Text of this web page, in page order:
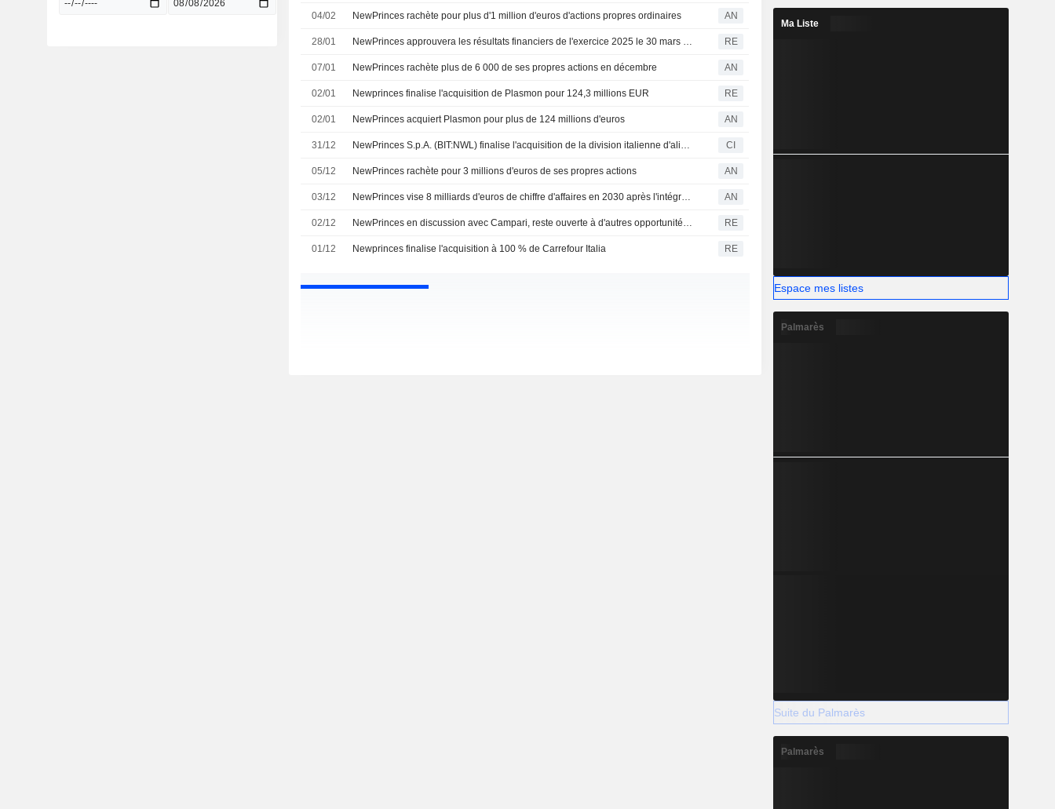
04/02 NewPrinces rachète pour plus d'1 million d'euros d'actions propres ordinaires AN
28/01 NewPrinces approuvera les résultats financiers de l'exercice 2025 le 30 mars 2026 RE
07/01 NewPrinces rachète plus de 6 000 de ses propres actions en décembre AN
02/01 Newprinces finalise l'acquisition de Plasmon pour 124,3 millions EUR RE
02/01 NewPrinces acquiert Plasmon pour plus de 124 millions d'euros AN
31/12 NewPrinces S.p.A. (BIT:NWL) finalise l'acquisition de la division italienne d'alimentation infantile et diététique de Heinz Italia S.p.A. CI
05/12 NewPrinces rachète pour 3 millions d'euros de ses propres actions AN
03/12 NewPrinces vise 8 milliards d'euros de chiffre d'affaires en 2030 après l'intégration de Carrefour AN
02/12 NewPrinces en discussion avec Campari, reste ouverte à d'autres opportunités, selon un dirigeant RE
01/12 Newprinces finalise l'acquisition à 100 % de Carrefour Italia RE
Ma Liste
Espace mes listes
Palmarès
Suite du Palmarès
Palmarès